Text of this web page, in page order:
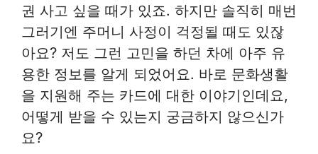
권 사고 싶을 때가 있죠. 하지만 솔직히 매번
그러기엔 주머니 사정이 걱정될 때도 있잖
아요? 저도 그런 고민을 하던 차에 아주 유
용한 정보를 알게 되었어요. 바로 문화생활
을 지원해 주는 카드에 대한 이야기인데요,
어떻게 받을 수 있는지 궁금하지 않으신가
요?